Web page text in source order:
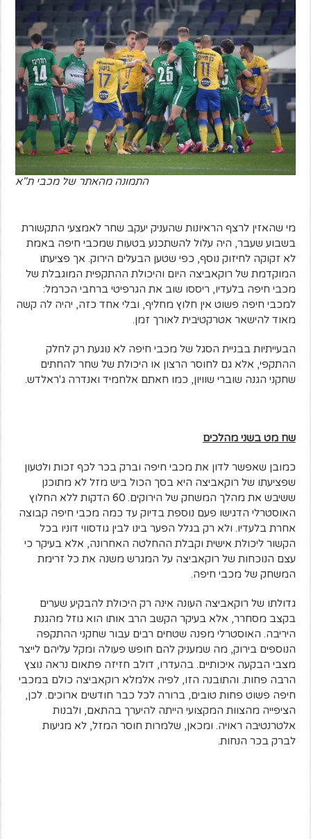
התמונה מהאתר של מכבי ת"א
מי שהאזין לרצף הראיונות שהעניק יעקב שחר לאמצעי התקשורת
בשבוע שעבר, היה עלול להשתכנע בטעות שמכבי חיפה באמת
לא זקוקה לחיזוק נוסף, כפי שטען הבעלים הירוק. אך פציעתו
המוקדמת של רוקאביצה היום והיכולת ההתקפית המוגבלת של
מכבי חיפה בלעדיו, ריססו שוב את הגרפיטי ברחבי הכרמל:
למכבי חיפה פשוט אין חלוץ מחליף, ובלי אחד כזה, יהיה לה קשה
מאוד להישאר אטרקטיבית לאורך זמן.
הבעייתיות בבניית הסגל של מכבי חיפה לא נוגעת רק לחלק
ההתקפי, אלא גם לחוסר הרצון או היכולת של שחר להחתים
שחקני הגנה שוברי שוויון, כמו חאתם אלחמיד ואנדרה ג'ראלדש.
שח מט בשני מהלכים
כמובן שאפשר לדון את מכבי חיפה וברק בכר לכף זכות ולטעון
שפציעתו של רוקאביצה היא בסך הכול ביש מזל לא מתוכנן
ששיבש את מהלך המשחק של הירוקים. 60 הדקות ללא החלוץ
האוסטרלי הדגישו פעם נוספת בדיוק עד כמה מכבי חיפה קבוצה
אחרת בלעדיו. ולא רק בגלל הפער בינו לבין גודסווי דוניו בכל
הקשור ליכולת אישית וקבלת ההחלטה האחרונה, אלא בעיקר כי
עצם הנוכחות של רוקאביצה על המגרש משנה את כל זרימת
המשחק של מכבי חיפה.
גדולתו של רוקאביצה העונה אינה רק היכולת להבקיע שערים
בקצב מסחרר, אלא בעיקר הקשב הרב אותו הוא גוזל מהגנת
היריבה. האוסטרלי מפנה שטחים רבים עבור שחקני ההתקפה
הנוספים בירוק, מה שמעניק להם חופש פעולה ומקל עליהם לייצר
מצבי הבקעה איכותיים. בהעדרו, דולב חזיזה פתאום נראה נוצץ
הרבה פחות. והתובנה הזו, לפיה אלמלא רוקאביצה כולם במכבי
חיפה פשוט פחות טובים, ברורה לכל כבר חודשים ארוכים. לכן,
הציפייה מהצוות המקצועי הייתה להיערך בהתאם, ולבנות
אלטרנטיבה ראויה. ומכאן, שלמרות חוסר המזל, לא מגיעות
לברק בכר הנחות.